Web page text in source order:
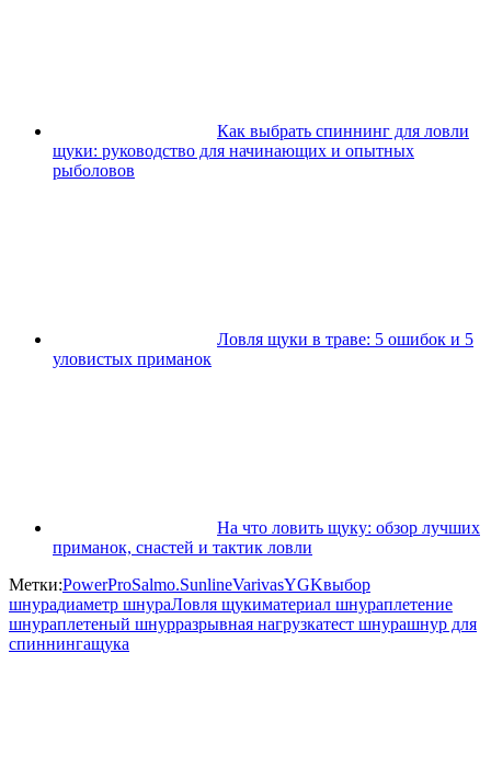
Как выбрать спиннинг для ловли
щуки: руководство для начинающих и опытных
рыболовов
Ловля щуки в траве: 5 ошибок и 5
уловистых приманок
На что ловить щуку: обзор лучших
приманок, снастей и тактик ловли
Метки:PowerProSalmo.SunlineVarivasYGKвыбор
шнурадиаметр шнураЛовля щукиматериал шнураплетение
шнураплетеный шнурразрывная нагрузкатест шнурашнур для
спиннингащука